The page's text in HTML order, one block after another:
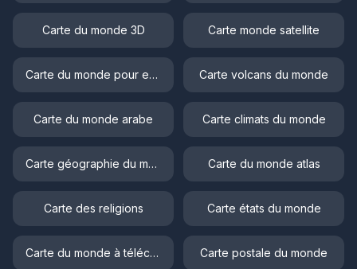
Carte du monde 3D Carte monde satellite
Carte du monde pour enfant Carte volcans du monde
Carte du monde arabe Carte climats du monde
Carte géographie du monde Carte du monde atlas
Carte des religions Carte états du monde
Carte du monde à télécharger Carte postale du monde